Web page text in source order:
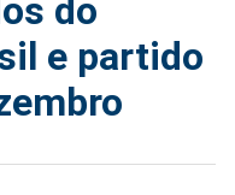
do
e partido